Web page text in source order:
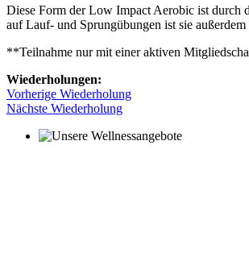
Diese Form der Low Impact Aerobic ist durch
auf Lauf- und Sprungübungen ist sie
**Teilnahme nur mit einer aktiven
Wiederholungen:
Vorherige Wiederholung
Nächste Wiederholung